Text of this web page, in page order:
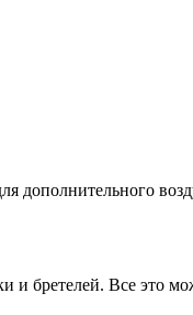
бретелей. Все это